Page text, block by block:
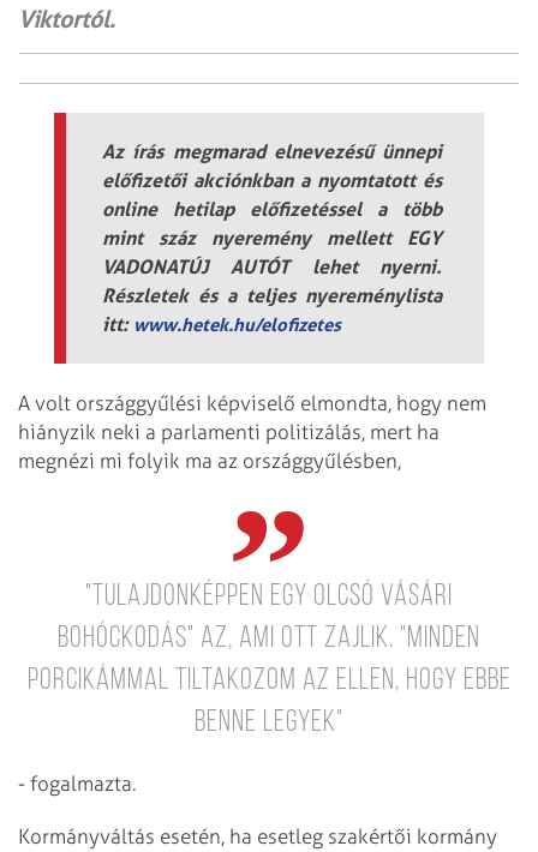
Viktortól.
Az írás megmarad elnevezésű ünnepi
előfizetői akciónkban a nyomtatott és
online hetilap előfizetéssel a több
mint száz nyeremény mellett EGY
VADONATÚJ AUTÓT lehet nyerni.
Részletek és a teljes nyereménylista
itt: www.hetek.hu/elofizetes
A volt országgyűlési képviselő elmondta, hogy nem
hiányzik neki a parlamenti politizálás, mert ha
megnézi mi folyik ma az országgyűlésben,
"tulajdonképpen egy olcsó vásári
bohóckodás" az, ami ott zajlik. "Minden
porcikámmal tiltakozom az ellen, hogy ebbe
benne legyek"
- fogalmazta.
Kormányváltás esetén, ha esetleg szakértői kormány